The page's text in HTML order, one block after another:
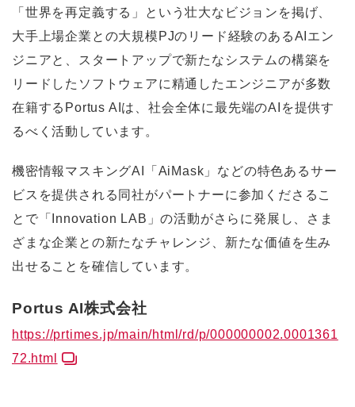
「世界を再定義する」という壮大なビジョンを掲げ、
大手上場企業との大規模PJのリード経験のあるAIエン
ジニアと、スタートアップで新たなシステムの構築を
リードしたソフトウェアに精通したエンジニアが多数
在籍するPortus AIは、社会全体に最先端のAIを提供す
るべく活動しています。
機密情報マスキングAI「AiMask」などの特色あるサー
ビスを提供される同社がパートナーに参加くださるこ
とで「Innovation LAB」の活動がさらに発展し、さま
ざまな企業との新たなチャレンジ、新たな価値を生み
出せることを確信しています。
Portus AI株式会社
https://prtimes.jp/main/html/rd/p/000000002.0001361
72.html